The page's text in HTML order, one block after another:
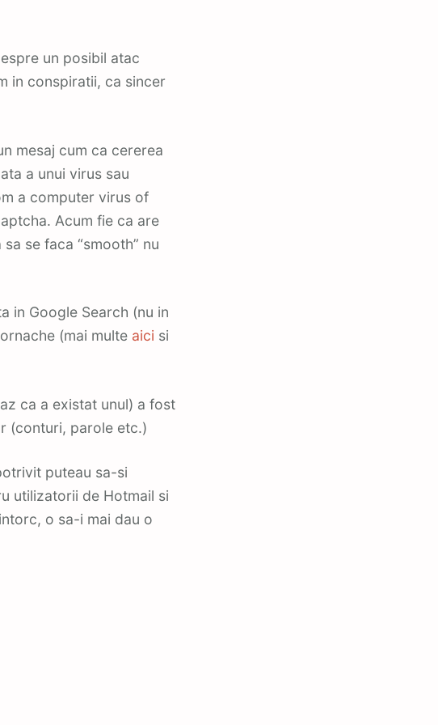
un posibil atac
in conspiratii, ca sincer
mesaj cum ca cererea
a unui virus sau
a computer virus of
Acum fie ca are
se faca “smooth” nu
in Google Search (nu in
(mai multe aici si
ca a existat unul) a fost
(conturi, parole etc.)
puteau sa-si
utilizatorii de Hotmail si
o sa-i mai dau o